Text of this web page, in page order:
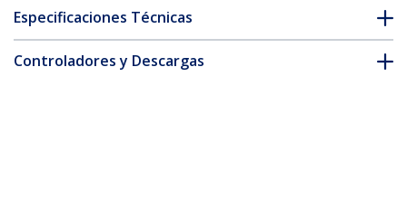
Especificaciones Técnicas
Controladores y Descargas